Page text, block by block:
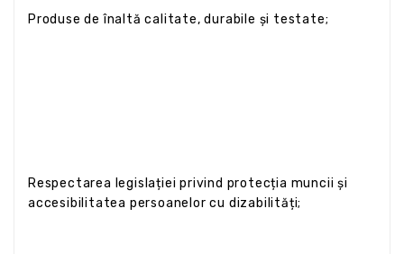
Produse de înaltă calitate, durabile și testate;
Respectarea legislației privind protecția muncii și
accesibilitatea persoanelor cu dizabilități;